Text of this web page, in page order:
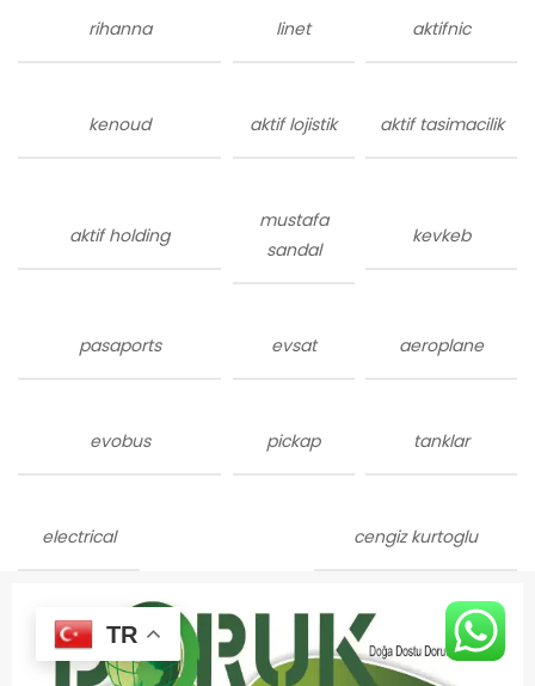
rihanna linet aktifnic
kenoud aktif lojistik aktif tasimacilik
aktif holding
mustafa
sandal
kevkeb
pasaports evsat aeroplane
evobus pickap tanklar
electrical cengiz kurtoglu